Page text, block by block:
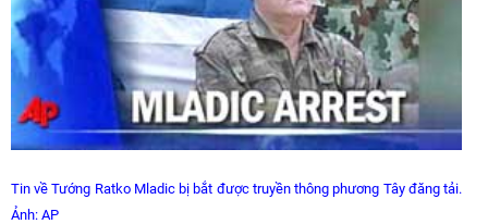
Tin về Tướng Ratko Mladic bị bắt được truyền thông phương Tây đăng tải.
Ảnh: AP